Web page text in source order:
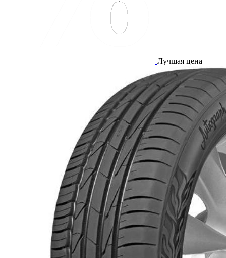
Лучшая цена